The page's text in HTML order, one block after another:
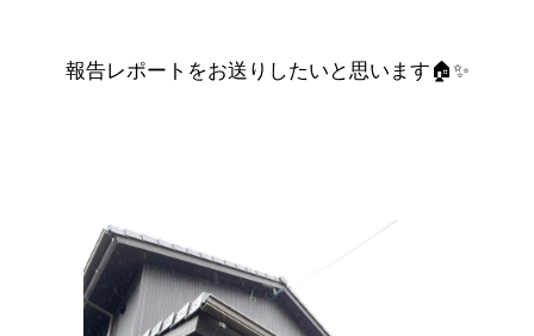
報告レポートをお送りしたいと思います🏠✨